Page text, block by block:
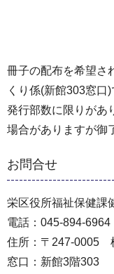
冊子の配布を希望さ
くり係(新館303窓口)
発行部数に限りがあ
場合がありますが御
お問合せ
栄区役所福祉保健課
電話：045-894-6964
住所：〒247-0005
窓口：新館3階303